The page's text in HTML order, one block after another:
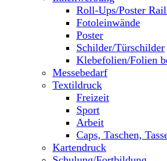
Roll-Ups/Poster
Fotoleinwände
Poster
Schilder/Türschilder
Klebefolien/Folien
Messebedarf
Textildruck
Freizeit
Sport
Arbeit
Caps, Taschen,
Kartendruck